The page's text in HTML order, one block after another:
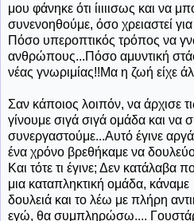
μου φάνηκε ότι ίιιιισως και να
συνενοηθούμε, όσο χρειαστεί
Πόσο υπεροπτικός τρόπος να
ανθρώπους...Πόσο αμυντική
νέας γνωριμίας!!Μα η ζωή είχε
Σαν κάποιος λοιπόν, να άρχισε
γίνουμε σιγά σιγά ομάδα και να
συνεργαστούμε...Αυτό έγινε
ένα χρόνο βρεθήκαμε να
Και τότε τι έγινε; Δεν κατάλαβα
μια καταπληκτική ομάδα,
δουλειά και το λέω με πλήρη
εγώ, θα συμπληρώσω....